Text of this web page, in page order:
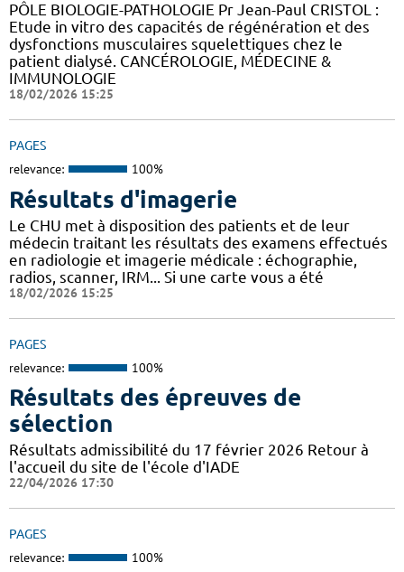
PÔLE BIOLOGIE-PATHOLOGIE Pr Jean-Paul CRISTOL :
Etude in vitro des capacités de régénération et des
dysfonctions musculaires squelettiques chez le
patient dialysé. CANCÉROLOGIE, MÉDECINE &
IMMUNOLOGIE
18/02/2026 15:25
PAGES
relevance: 100%
Résultats d'imagerie
Le CHU met à disposition des patients et de leur
médecin traitant les résultats des examens effectués
en radiologie et imagerie médicale : échographie,
radios, scanner, IRM... Si une carte vous a été
18/02/2026 15:25
PAGES
relevance: 100%
Résultats des épreuves de
sélection
Résultats admissibilité du 17 février 2026 Retour à
l'accueil du site de l'école d'IADE
22/04/2026 17:30
PAGES
relevance: 100%